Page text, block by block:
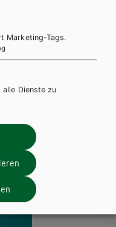
Sie
Marketing-Tags.
alle Dienste zu